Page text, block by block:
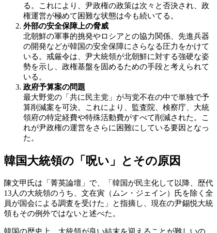
る。これにより、尹政権の政策は次々と否決され、政
権運営が極めて困難な状態は今も続いてる。
外部の安全保障上の脅威
北朝鮮の軍事的挑発やロシアとの協力関係、先進兵器
の開発などが韓国の安全保障にさらなる圧力をかけて
いる。戒厳令は、尹大統領が北朝鮮に対する強硬な姿
勢を示し、政権基盤を固めるための手段と考えられて
いる。
政府予算案の問題
最大野党の「共に民主党」が与党不在の中で単独で予
算削減案を可決。これにより、監査院、検察庁、大統
領府の特定経費や特殊活動費がすべて削減された。こ
れが尹政権の運営をさらに困難にしている要因となっ
た。
韓国大統領の「呪い」とその原因
陳文甲氏は「菁英論壇」で、「韓国が民主化して以降、歴代
13人の大統領のうち、文在寅（ムン・ジェイン）氏を除く全
員が国会による調査を受けた」と指摘し、現在の尹錫悦大統
領もその例外ではないと述べた。
韓国の歴史上、大統領が良い結末を迎えることが難しいの